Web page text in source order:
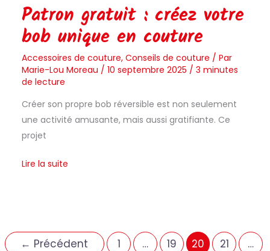
Patron gratuit : créez votre
bob unique en couture
Accessoires de couture, Conseils de couture / Par
Marie-Lou Moreau / 10 septembre 2025 / 3 minutes
de lecture
Créer son propre bob réversible est non seulement
une activité amusante, mais aussi gratifiante. Ce
projet
Lire la suite
← Précédent 1 … 19 20 21
…